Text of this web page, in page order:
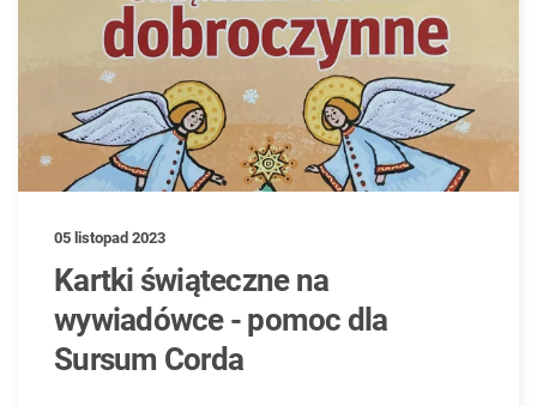
05 listopad 2023
Kartki świąteczne na
wywiadówce - pomoc dla
Sursum Corda